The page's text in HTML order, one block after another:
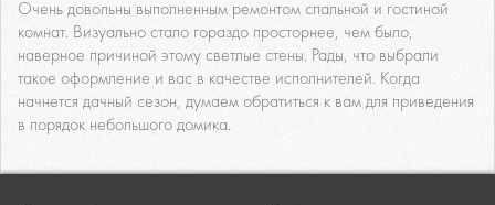
Очень довольны выполненным ремонтом спальной и гостиной
комнат. Визуально стало гораздо просторнее, чем было,
наверное причиной этому светлые стены. Рады, что выбрали
такое оформление и вас в качестве исполнителей. Когда
начнется дачный сезон, думаем обратиться к вам для приведения
в порядок небольшого домика.